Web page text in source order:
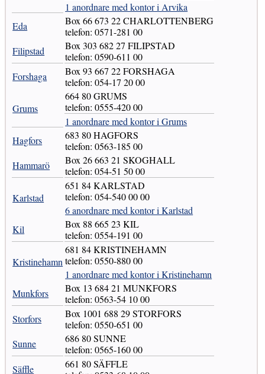
1 anordnare med kontor i Arvika
Eda
Box 66 673 22 CHARLOTTENBERG
telefon: 0571-281 00
Filipstad
Box 303 682 27 FILIPSTAD
telefon: 0590-611 00
Forshaga
Box 93 667 22 FORSHAGA
telefon: 054-17 20 00
Grums
664 80 GRUMS
telefon: 0555-420 00
1 anordnare med kontor i Grums
Hagfors
683 80 HAGFORS
telefon: 0563-185 00
Hammarö
Box 26 663 21 SKOGHALL
telefon: 054-51 50 00
Karlstad
651 84 KARLSTAD
telefon: 054-540 00 00
6 anordnare med kontor i Karlstad
Kil
Box 88 665 23 KIL
telefon: 0554-191 00
Kristinehamn
681 84 KRISTINEHAMN
telefon: 0550-880 00
1 anordnare med kontor i Kristinehamn
Munkfors
Box 13 684 21 MUNKFORS
telefon: 0563-54 10 00
Storfors
Box 1001 688 29 STORFORS
telefon: 0550-651 00
Sunne
686 80 SUNNE
telefon: 0565-160 00
Säffle
661 80 SÄFFLE